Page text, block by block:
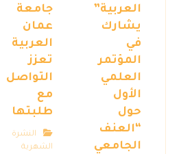
العربية”
يشارك
في
المؤتمر
العلمي
الأول
حول
“العنف
الجامعي
جامعة
عمان
العربية
تعزز
التواصل
مع
طلبتها
النشرة
الشهرية